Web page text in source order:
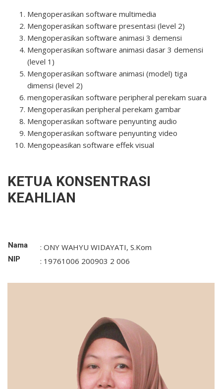
Mengoperasikan software multimedia
Mengoperasikan software presentasi (level 2)
Mengoperasikan software animasi 3 demensi
Mengoperasikan software animasi dasar 3 demensi
(level 1)
Mengoperasikan software animasi (model) tiga
dimensi (level 2)
mengoperasikan software peripheral perekam suara
Mengoperasikan peripheral perekam gambar
Mengoperasikan software penyunting audio
Mengoperasikan software penyunting video
Mengopeasikan software effek visual
KETUA KONSENTRASI
KEAHLIAN
Nama : ONY WAHYU WIDAYATI, S.Kom
NIP : 19761006 200903 2 006